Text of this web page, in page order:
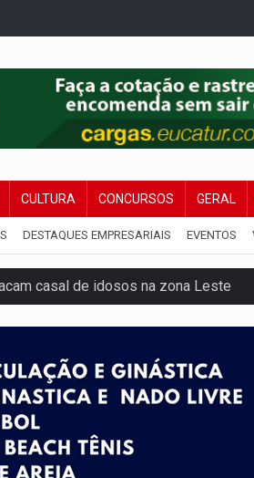
CULTURA CONCURSOS GERAL
DESTAQUES EMPRESARIAIS EVENTOS
casal de idosos na zona Leste
cerca de 1kg de ouro em
Alfredo Gaspar como vice, alvo
lentidão no trânsito
declara carros por R$ 25 e
pessoas ficam feridas no Cohab